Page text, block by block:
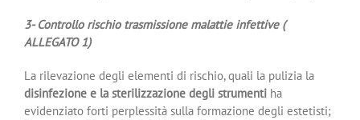
3- Controllo rischio trasmissione malattie infettive (
ALLEGATO 1)
La rilevazione degli elementi di rischio, quali la pulizia la
disinfezione e la sterilizzazione degli strumenti ha
evidenziato forti perplessità sulla formazione degli estetisti;